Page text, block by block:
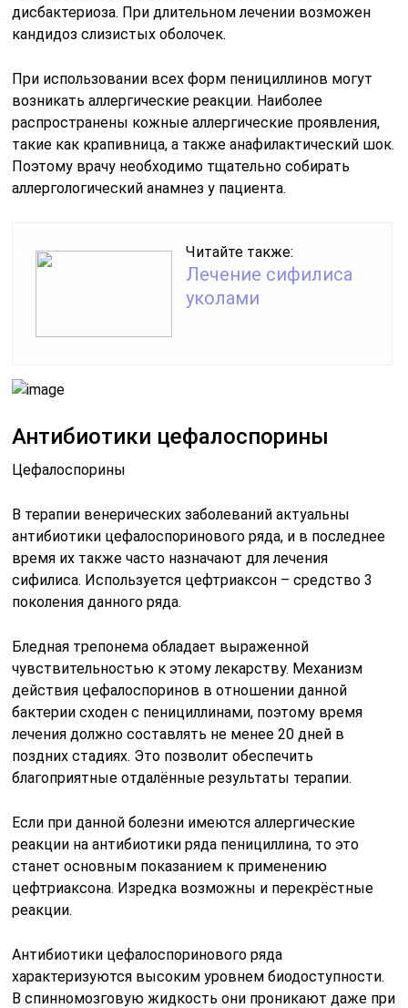
дисбактериоза. При длительном лечении возможен
кандидоз слизистых оболочек.
При использовании всех форм пенициллинов могут
возникать аллергические реакции. Наиболее
распространены кожные аллергические проявления,
такие как крапивница, а также анафилактический шок.
Поэтому врачу необходимо тщательно собирать
аллергологический анамнез у пациента.
Читайте также:
Лечение сифилиса
уколами
Антибиотики цефалоспорины
Цефалоспорины
В терапии венерических заболеваний актуальны
антибиотики цефалоспоринового ряда, и в последнее
время их также часто назначают для лечения
сифилиса. Используется цефтриаксон – средство 3
поколения данного ряда.
Бледная трепонема обладает выраженной
чувствительностью к этому лекарству. Механизм
действия цефалоспоринов в отношении данной
бактерии сходен с пенициллинами, поэтому время
лечения должно составлять не менее 20 дней в
поздних стадиях. Это позволит обеспечить
благоприятные отдалённые результаты терапии.
Если при данной болезни имеются аллергические
реакции на антибиотики ряда пенициллина, то это
станет основным показанием к применению
цефтриаксона. Изредка возможны и перекрёстные
реакции.
Антибиотики цефалоспоринового ряда
характеризуются высоким уровнем биодоступности.
В спинномозговую жидкость они проникают даже при